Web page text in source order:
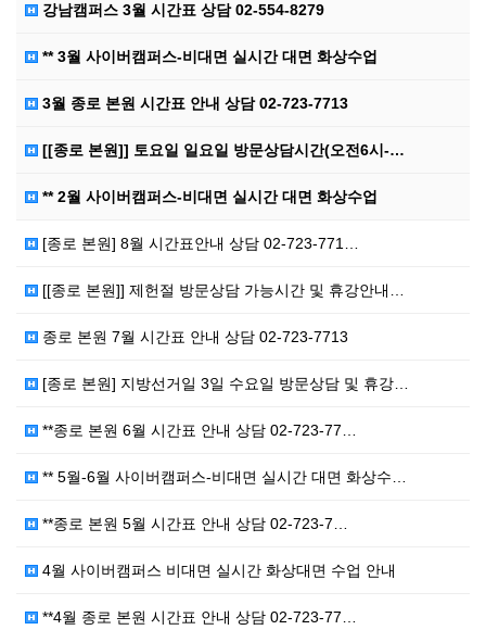
강남캠퍼스 3월 시간표 상담 02-554-8279
** 3월 사이버캠퍼스-비대면 실시간 대면 화상수업
3월 종로 본원 시간표 안내 상담 02-723-7713
[[종로 본원]] 토요일 일요일 방문상담시간(오전6시-…
** 2월 사이버캠퍼스-비대면 실시간 대면 화상수업
[종로 본원] 8월 시간표안내 상담 02-723-771…
[[종로 본원]] 제헌절 방문상담 가능시간 및 휴강안내…
종로 본원 7월 시간표 안내 상담 02-723-7713
[종로 본원] 지방선거일 3일 수요일 방문상담 및 휴강…
**종로 본원 6월 시간표 안내 상담 02-723-77…
** 5월-6월 사이버캠퍼스-비대면 실시간 대면 화상수…
**종로 본원 5월 시간표 안내 상담 02-723-7…
4월 사이버캠퍼스 비대면 실시간 화상대면 수업 안내
**4월 종로 본원 시간표 안내 상담 02-723-77…